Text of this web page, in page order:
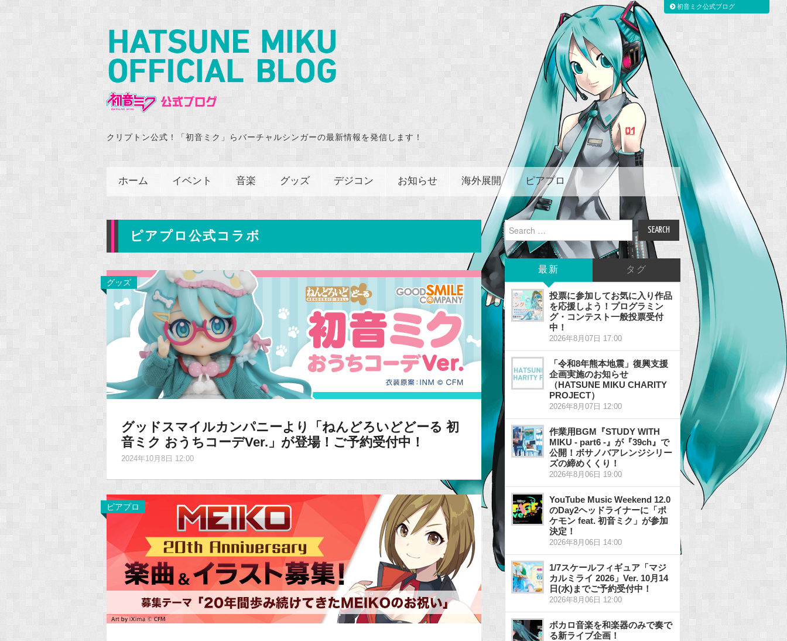
クリプトン公式！「初音ミク」らバーチャルシンガーの最新情報を発信します！
ホーム イベント 音楽 グッズ デジコン お知らせ 海外展開 ピアプロ
ピアプロ公式コラボ
グッズ
グッドスマイルカンパニーより「ねんどろいどどーる 初
音ミク おうちコーデVer.」が登場！ご予約受付中！
2024年10月8日 12:00
ピアプロ
Search
for:
最新 タグ
投票に参加してお気に入り作品
を応援しよう！プログラミン
グ・コンテスト一般投票受付
中！
2026年8月07日 17:00
「令和8年熊本地震」復興支援
企画実施のお知らせ
（HATSUNE MIKU CHARITY
PROJECT）
2026年8月07日 12:00
作業用BGM『STUDY WITH
MIKU - part6 -』が『39ch』で
公開！ボサノバアレンジシリー
ズの締めくくり！
2026年8月06日 19:00
YouTube Music Weekend 12.0
のDay2ヘッドライナーに「ポ
ケモン feat. 初音ミク」が参加
決定！
2026年8月06日 14:00
1/7スケールフィギュア「マジ
カルミライ 2026」Ver. 10月14
日(水)までご予約受付中！
2026年8月06日 12:00
ボカロ音楽を和楽器のみで奏で
る新ライブ企画！
初音ミク公式ブログ